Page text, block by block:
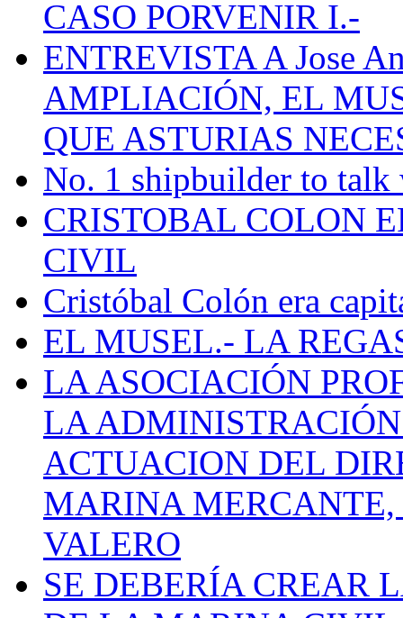
CASO PORVENIR I.-
ENTREVISTA A Jose
AMPLIACIÓN, EL
QUE ASTURIAS
No. 1 shipbuilder to talk
CRISTOBAL COLON
CIVIL
Cristóbal Colón era
EL MUSEL.- LA
LA ASOCIACIÓN
LA
ACTUACION DEL
MARINA
VALERO
SE DEBERÍA CREAR